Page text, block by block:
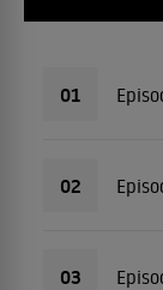
01
02
03